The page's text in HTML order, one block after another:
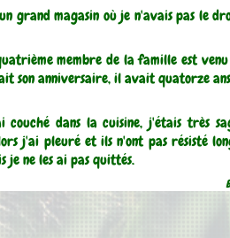
un grand magasin où je n'avais pas le
membre de la famille est
son anniversaire, il avait quatorze
couché dans la cuisine, j'étais très
j'ai pleuré et ils n'ont pas résisté
je ne les ai pas quittés.